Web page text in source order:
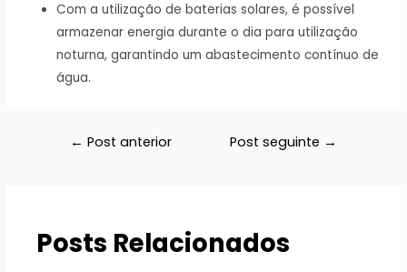
Com a utilização de baterias solares, é possível
armazenar energia durante o dia para utilização
noturna, garantindo um abastecimento contínuo de
água.
Navegação
← Post anterior Post seguinte →
Posts Relacionados